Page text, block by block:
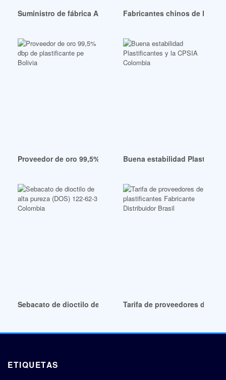
Suministro de fábrica Adipato de dioctilo de Zhejiang (DOA)
Fabricantes chinos de Dotp
Proveedor de oro 99,5% dbp de plastificante pe Bolivia
Buena estabilidad
Sebacato de dioctilo de alta pureza (DOS) 122-62-3
Tarifa de proveedores de
ETIQUETAS